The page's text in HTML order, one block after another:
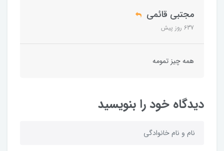
مجتبی قائمی
637 روز پیش
همه چیز تمومه
دیدگاه خود را بنویسید